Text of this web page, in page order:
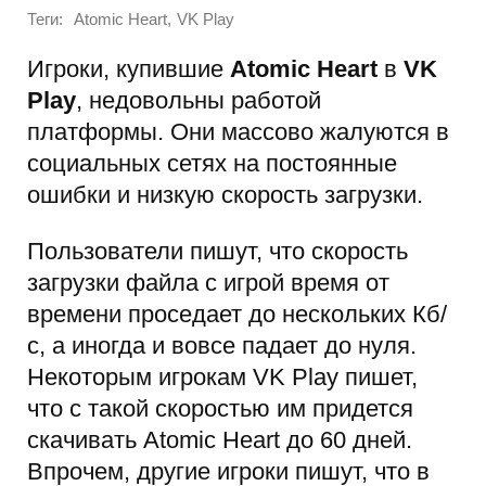
Теги: Atomic Heart, VK Play
Игроки, купившие Atomic Heart в VK
Play, недовольны работой
платформы. Они массово жалуются в
социальных сетях на постоянные
ошибки и низкую скорость загрузки.
Пользователи пишут, что скорость
загрузки файла с игрой время от
времени проседает до нескольких Кб/
с, а иногда и вовсе падает до нуля.
Некоторым игрокам VK Play пишет,
что с такой скоростью им придется
скачивать Atomic Heart до 60 дней.
Впрочем, другие игроки пишут, что в